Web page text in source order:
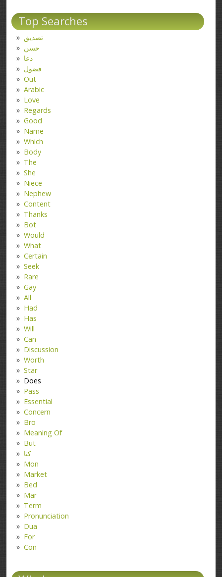
Top Searches
تصدیق
حسن
دعا
فضول
Out
Arabic
Love
Regards
Good
Name
Which
Body
The
She
Niece
Nephew
Content
Thanks
Bot
Would
What
Certain
Seek
Rare
Gay
All
Had
Has
Will
Can
Discussion
Worth
Star
Does
Pass
Essential
Concern
Bro
Meaning Of
But
کتا
Mon
Market
Bed
Mar
Term
Pronunciation
Dua
For
Con